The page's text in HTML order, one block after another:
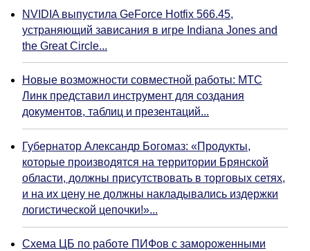
NVIDIA выпустила GeForce Hotfix 566.45,
устраняющий зависания в игре Indiana Jones and
the Great Circle...
Новые возможности совместной работы: МТС
Линк представил инструмент для создания
документов, таблиц и презентаций...
Губернатор Александр Богомаз: «Продукты,
которые производятся на территории Брянской
области, должны присутствовать в торговых сетях,
и на их цену не должны накладывались издержки
логистической цепочки!»...
Схема ЦБ по работе ПИФов с замороженными